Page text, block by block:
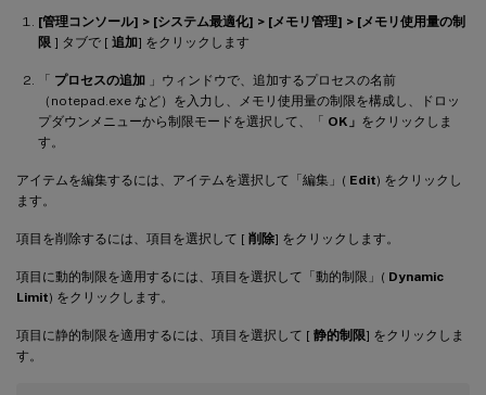
[管理コンソール] > [システム最適化] > [メモリ管理] > [メモリ使用量の制
限 ] タブで [ 追加] をクリックします
「 プロセスの追加 」ウィンドウで、追加するプロセスの名前
（notepad.exe など）を入力し、メモリ使用量の制限を構成し、ドロッ
プダウンメニューから制限モードを選択して、「 OK」 をクリックしま
す。
アイテムを編集するには、アイテムを選択して「編集」( Edit) をクリックし
ます。
項目を削除するには、項目を選択して [ 削除] をクリックします。
項目に動的制限を適用するには、項目を選択して「動的制限」( Dynamic
Limit) をクリックします。
項目に静的制限を適用するには、項目を選択して [ 静的制限] をクリックしま
す。